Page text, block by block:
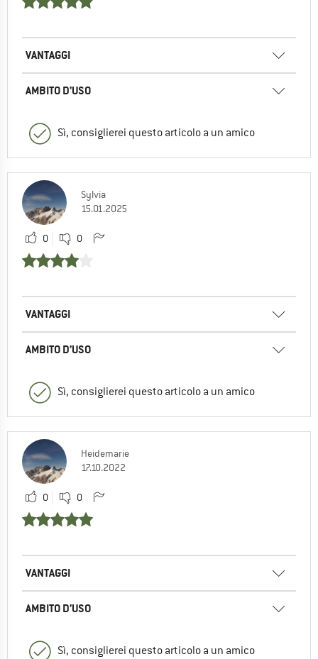
VANTAGGI
AMBITO D’USO
Sì, consiglierei questo articolo a un amico
Sylvia
15.01.2025
0 0
VANTAGGI
AMBITO D’USO
Sì, consiglierei questo articolo a un amico
Heidemarie
17.10.2022
0 0
VANTAGGI
AMBITO D’USO
Sì, consiglierei questo articolo a un amico